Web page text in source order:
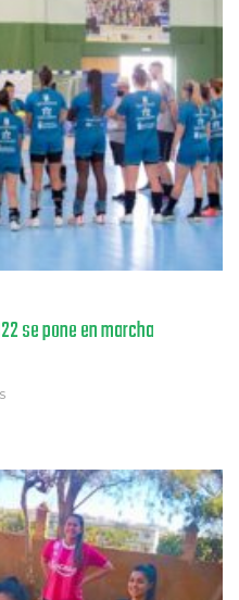
se pone en marcha